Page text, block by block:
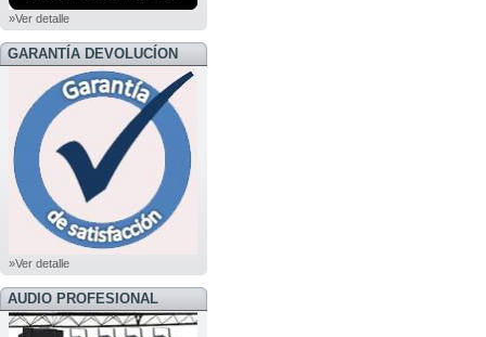
»Ver detalle
GARANTÍA DEVOLUCÍON
»Ver detalle
AUDIO PROFESIONAL